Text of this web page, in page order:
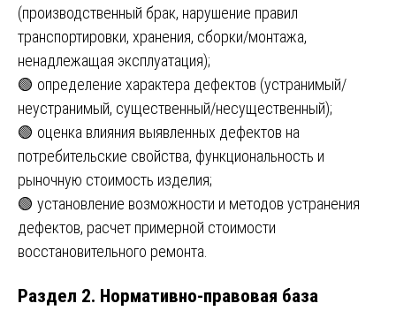
(производственный брак, нарушение правил
транспортировки, хранения, сборки/монтажа,
ненадлежащая эксплуатация);
🟢 определение характера дефектов (устранимый/
неустранимый, существенный/несущественный);
🟢 оценка влияния выявленных дефектов на
потребительские свойства, функциональность и
рыночную стоимость изделия;
🟢 установление возможности и методов устранения
дефектов, расчет примерной стоимости
восстановительного ремонта.
Раздел 2. Нормативно-правовая база